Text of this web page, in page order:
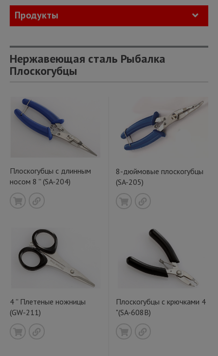
Продукты
Нержавеющая сталь Рыбалка
Плоскогубцы
Плоскогубцы с длинным
носом 8 '' (SA-204)
8-дюймовые плоскогубцы
(SA-205)
4 '' Плетеные ножницы
(GW-211)
Плоскогубцы с крючками 4
"(SA-608B)